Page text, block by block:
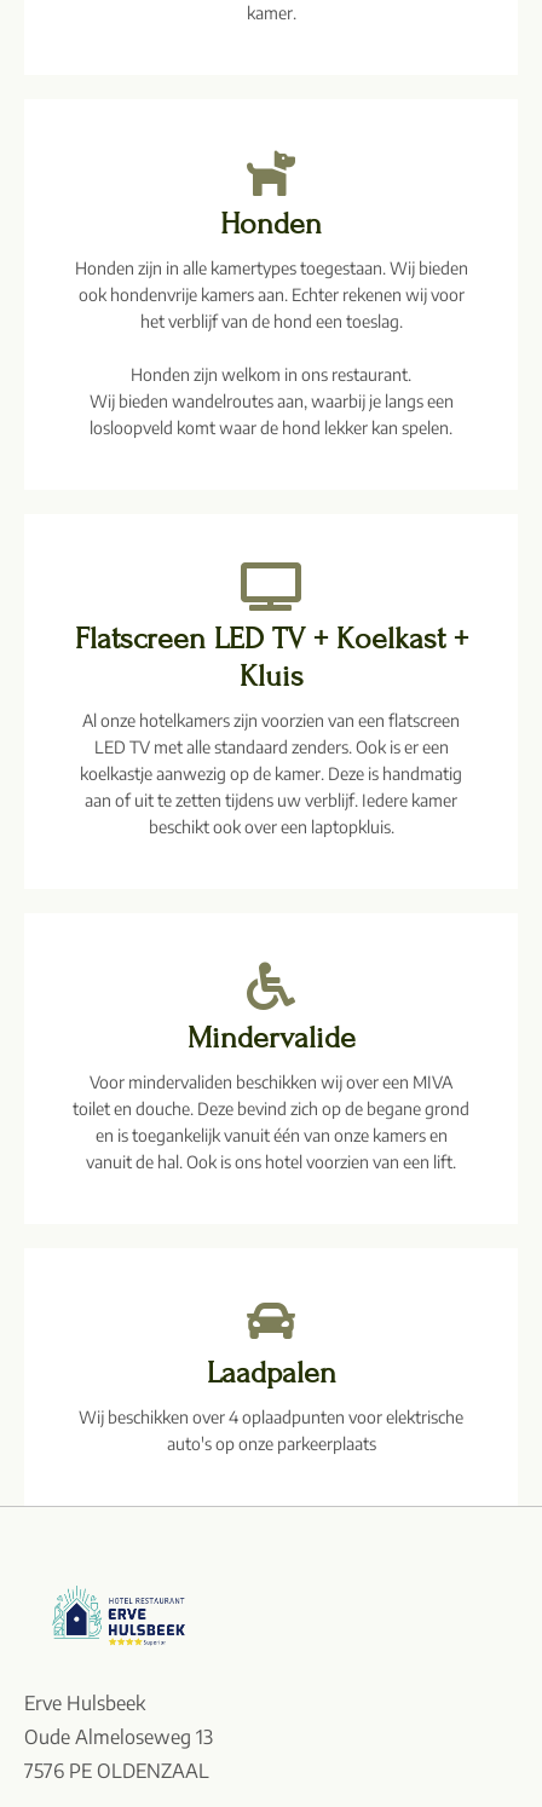
kamer.
Honden
Honden zijn in alle kamertypes toegestaan. Wij bieden
ook hondenvrije kamers aan. Echter rekenen wij voor
het verblijf van de hond een toeslag.
Honden zijn welkom in ons restaurant.
Wij bieden wandelroutes aan, waarbij je langs een
losloopveld komt waar de hond lekker kan spelen.
Flatscreen LED TV + Koelkast +
Kluis
Al onze hotelkamers zijn voorzien van een flatscreen
LED TV met alle standaard zenders. Ook is er een
koelkastje aanwezig op de kamer. Deze is handmatig
aan of uit te zetten tijdens uw verblijf. Iedere kamer
beschikt ook over een laptopkluis.
Mindervalide​
Voor mindervaliden beschikken wij over een MIVA
toilet en douche. Deze bevind zich op de begane grond
en is toegankelijk vanuit één van onze kamers en
vanuit de hal. Ook is ons hotel voorzien van een lift.
Laadpalen
Wij beschikken over 4 oplaadpunten voor elektrische
auto's op onze parkeerplaats
Erve Hulsbeek
Oude Almeloseweg 13
7576 PE OLDENZAAL